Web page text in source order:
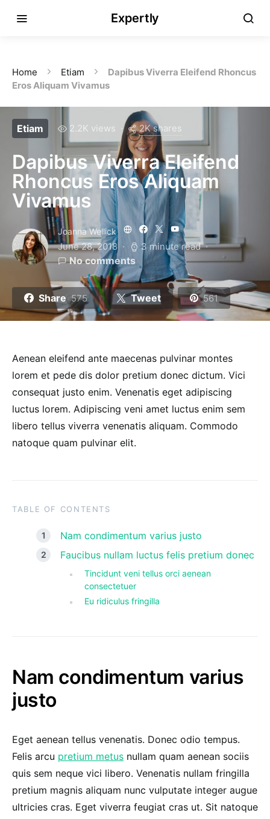
Expertly
Home Etiam
Dapibus Viverra Eleifend Rhoncus
Eros Aliquam Vivamus
Etiam 2.2K views 2K shares
Dapibus Viverra Eleifend
Rhoncus Eros Aliquam
Vivamus
Joanna Wellick
June 28, 2018 3 minute read
No comments
Share 575 Tweet 561
Aenean eleifend ante maecenas pulvinar montes
lorem et pede dis dolor pretium donec dictum. Vici
consequat justo enim. Venenatis eget adipiscing
luctus lorem. Adipiscing veni amet luctus enim sem
libero tellus viverra venenatis aliquam. Commodo
natoque quam pulvinar elit.
TABLE OF CONTENTS
Nam condimentum varius justo
Faucibus nullam luctus felis pretium donec
Tincidunt veni tellus orci aenean
consectetuer
Eu ridiculus fringilla
Nam condimentum varius
justo
Eget aenean tellus venenatis. Donec odio tempus.
Felis arcu pretium metus nullam quam aenean sociis
quis sem neque vici libero. Venenatis nullam fringilla
pretium magnis aliquam nunc vulputate integer augue
ultricies cras. Eget viverra feugiat cras ut. Sit natoque